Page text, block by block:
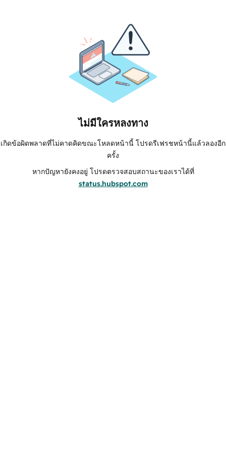
ไม่มีใครหลงทาง
เกิดข้อผิดพลาดที่ไม่คาดคิดขณะโหลดหน้านี้ โปรดรีเฟรชหน้านี้แล้วลองอีก
ครั้ง
หากปัญหายังคงอยู่ โปรดตรวจสอบสถานะของเราได้ที่
status.hubspot.com